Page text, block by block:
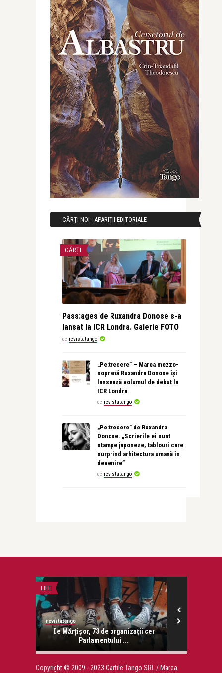
CĂRȚI NOI - APARIȚII EDITORIALE
CĂRȚI
Pass:ages de Ruxandra Donose s-a
lansat la ICR Londra. Galerie FOTO
de revistatango
„Pe:trecere” – Marea mezzo-
soprană Ruxandra Donose își
lansează volumul de debut la
ICR Londra
de revistatango
„Pe:trecere” de Ruxandra
Donose. „Scrierile ei sunt
stampe japoneze, tablouri care
surprind arhitectura umană în
devenire”
de revistatango
LIFE
revistatango
De Mărțișor, 73 de organizații cer
Parlamentului ...
Copyright © 2009 - 2023 Cartile Tango SRL / Marea